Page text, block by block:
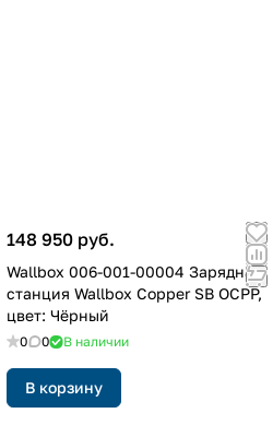
148 950 руб.
Wallbox 006-001-00004 Зарядная
станция Wallbox Copper SB OCPP,
цвет: Чёрный
0 0 В наличии
В корзину